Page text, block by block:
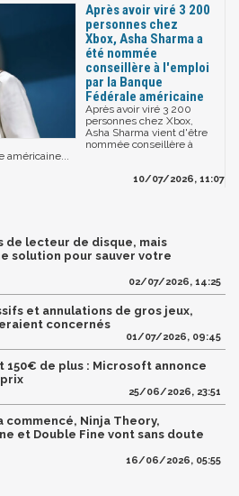
Après avoir viré 3 200
personnes chez
Xbox, Asha Sharma a
été nommée
conseillère à l'emploi
par la Banque
Fédérale américaine
Après avoir viré 3 200
personnes chez Xbox,
Asha Sharma vient d'être
nommée conseillère à
10/07/2026, 11:07
de lecteur de disque, mais
solution pour sauver votre
02/07/2026, 14:25
et annulations de gros jeux,
concernés
01/07/2026, 09:45
150€ de plus : Microsoft annonce
25/06/2026, 23:51
commencé, Ninja Theory,
et Double Fine vont sans doute
16/06/2026, 05:55